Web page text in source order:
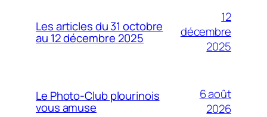
Les articles du 31 octobre
au 12 décembre 2025
12
décembre
2025
Le Photo-Club plourinois
vous amuse
6 août
2026